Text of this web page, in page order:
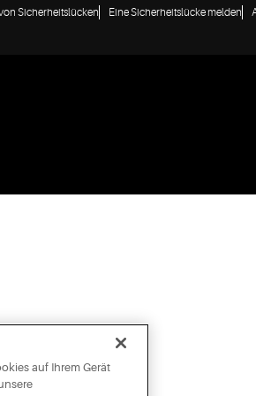
Sicherheitslücken Eine Sicherheitslücke melden
auf Ihrem Gerät